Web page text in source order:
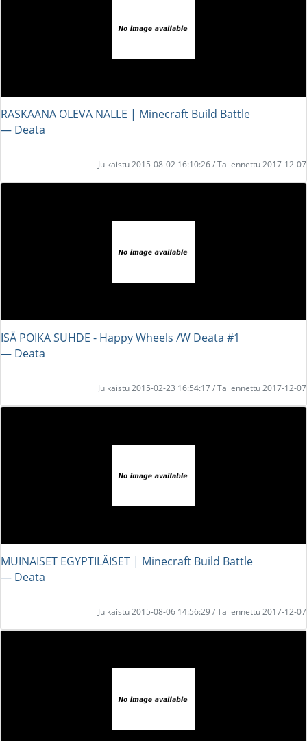
RASKAANA OLEVA NALLE | Minecraft Build Battle
― Deata
Julkaistu 2015-08-02 16:10:26 / Tallennettu 2017-12-07
ISÄ POIKA SUHDE - Happy Wheels /W Deata #1
― Deata
Julkaistu 2015-02-23 16:54:17 / Tallennettu 2017-12-07
MUINAISET EGYPTILÄISET | Minecraft Build Battle
― Deata
Julkaistu 2015-08-06 14:56:29 / Tallennettu 2017-12-07